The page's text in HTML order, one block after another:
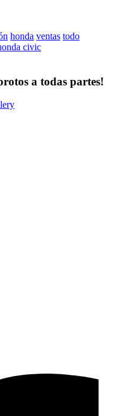
honda ventas todo
civic
a todas partes!